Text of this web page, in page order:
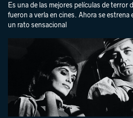
Es una de las mejores películas de terror
fueron a verla en cines. Ahora se estrena
un rato sensacional